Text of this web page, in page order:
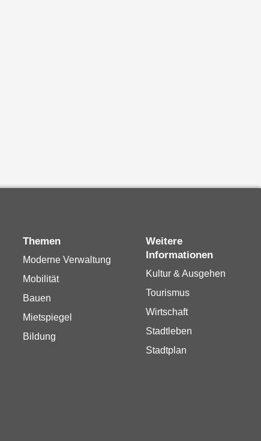
Themen
Moderne Verwaltung
Mobilität
Bauen
Mietspiegel
Bildung
Weitere
Informationen
Kultur & Ausgehen
Tourismus
Wirtschaft
Stadtleben
Stadtplan